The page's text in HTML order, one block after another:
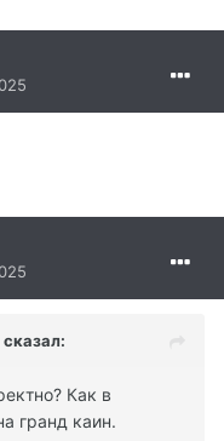
сказал:
Как в
гранд каин.